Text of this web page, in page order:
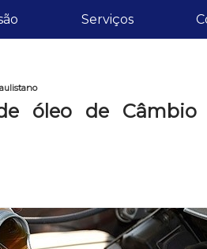
Serviços
óleo de